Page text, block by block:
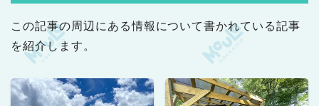
この記事の周辺にある情報について書かれている記事
を紹介します。